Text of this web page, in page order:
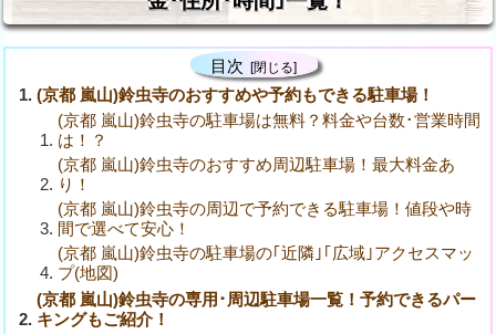
目次
(京都 嵐山)鈴虫寺のおすすめや予約もできる駐車場！
(京都 嵐山)鈴虫寺の駐車場は無料？料金や台数･営業時間
は！？
(京都 嵐山)鈴虫寺のおすすめ周辺駐車場！最大料金あ
り！
(京都 嵐山)鈴虫寺の周辺で予約できる駐車場！値段や時
間で選べて安心！
(京都 嵐山)鈴虫寺の駐車場の｢近隣｣｢広域｣アクセスマッ
プ(地図)
(京都 嵐山)鈴虫寺の専用･周辺駐車場一覧！予約できるパー
キングもご紹介！